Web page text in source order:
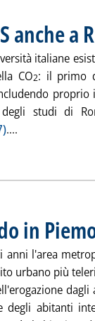
anche a
italiane
CO2: il primo
studi di
....
in
anni l'area
urbano più
abitanti